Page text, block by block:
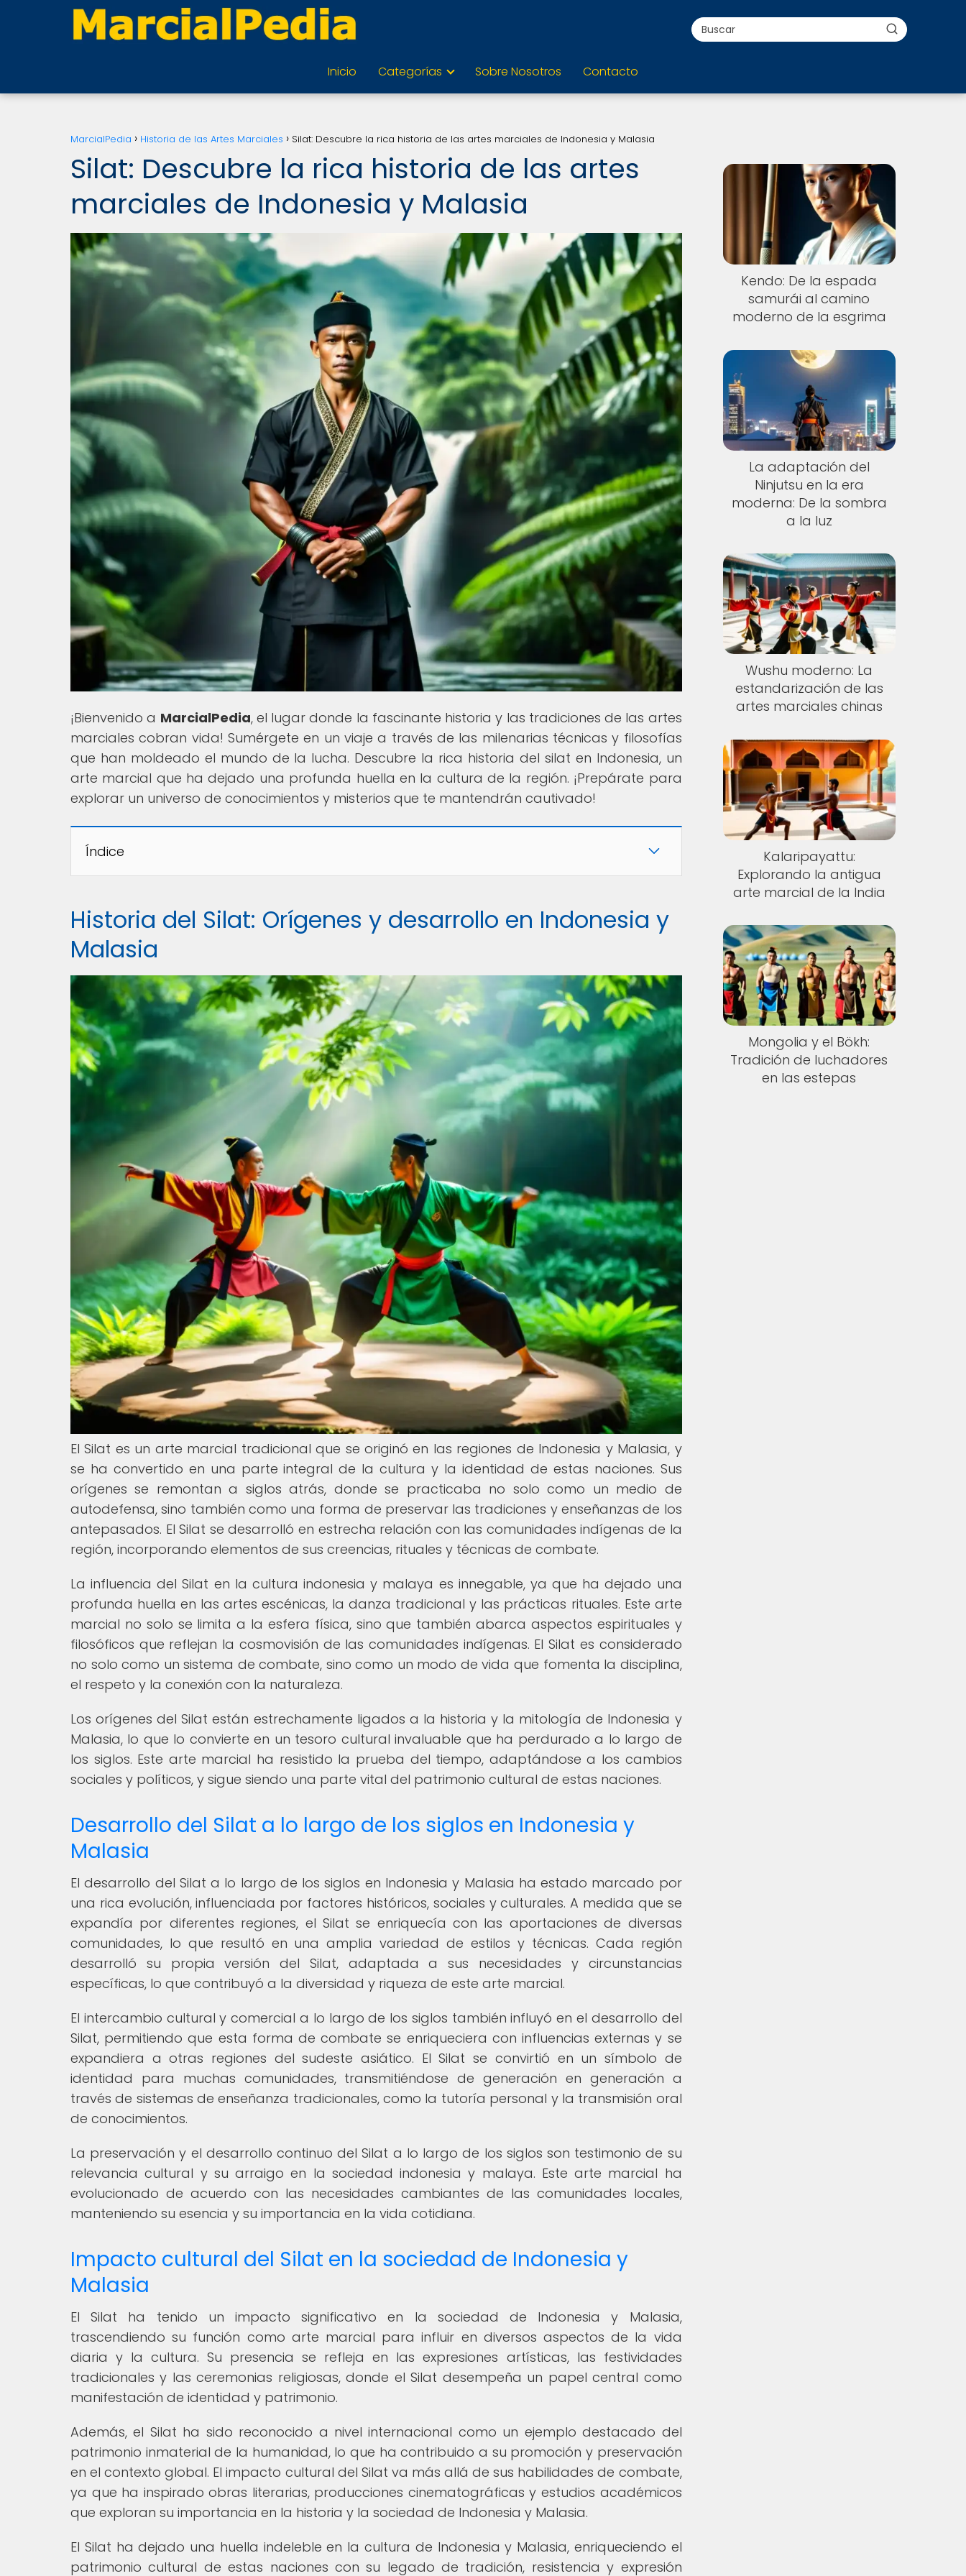
Inicio Categorías Sobre Nosotros Contacto
MarcialPedia Historia de las Artes Marciales Silat: Descubre la rica historia de las artes marciales de Indonesia y Malasia
Silat: Descubre la rica historia de las artes
marciales de Indonesia y Malasia
¡Bienvenido a MarcialPedia, el lugar donde la fascinante historia y las tradiciones de las artes
marciales cobran vida! Sumérgete en un viaje a través de las milenarias técnicas y filosofías
que han moldeado el mundo de la lucha. Descubre la rica historia del silat en Indonesia, un
arte marcial que ha dejado una profunda huella en la cultura de la región. ¡Prepárate para
explorar un universo de conocimientos y misterios que te mantendrán cautivado!
Índice
Historia del Silat: Orígenes y desarrollo en Indonesia y
Malasia
El Silat es un arte marcial tradicional que se originó en las regiones de Indonesia y Malasia, y
se ha convertido en una parte integral de la cultura y la identidad de estas naciones. Sus
orígenes se remontan a siglos atrás, donde se practicaba no solo como un medio de
autodefensa, sino también como una forma de preservar las tradiciones y enseñanzas de los
antepasados. El Silat se desarrolló en estrecha relación con las comunidades indígenas de la
región, incorporando elementos de sus creencias, rituales y técnicas de combate.
La influencia del Silat en la cultura indonesia y malaya es innegable, ya que ha dejado una
profunda huella en las artes escénicas, la danza tradicional y las prácticas rituales. Este arte
marcial no solo se limita a la esfera física, sino que también abarca aspectos espirituales y
filosóficos que reflejan la cosmovisión de las comunidades indígenas. El Silat es considerado
no solo como un sistema de combate, sino como un modo de vida que fomenta la disciplina,
el respeto y la conexión con la naturaleza.
Los orígenes del Silat están estrechamente ligados a la historia y la mitología de Indonesia y
Malasia, lo que lo convierte en un tesoro cultural invaluable que ha perdurado a lo largo de
los siglos. Este arte marcial ha resistido la prueba del tiempo, adaptándose a los cambios
sociales y políticos, y sigue siendo una parte vital del patrimonio cultural de estas naciones.
Desarrollo del Silat a lo largo de los siglos en Indonesia y
Malasia
El desarrollo del Silat a lo largo de los siglos en Indonesia y Malasia ha estado marcado por
una rica evolución, influenciada por factores históricos, sociales y culturales. A medida que se
expandía por diferentes regiones, el Silat se enriquecía con las aportaciones de diversas
comunidades, lo que resultó en una amplia variedad de estilos y técnicas. Cada región
desarrolló su propia versión del Silat, adaptada a sus necesidades y circunstancias
específicas, lo que contribuyó a la diversidad y riqueza de este arte marcial.
El intercambio cultural y comercial a lo largo de los siglos también influyó en el desarrollo del
Silat, permitiendo que esta forma de combate se enriqueciera con influencias externas y se
expandiera a otras regiones del sudeste asiático. El Silat se convirtió en un símbolo de
identidad para muchas comunidades, transmitiéndose de generación en generación a
través de sistemas de enseñanza tradicionales, como la tutoría personal y la transmisión oral
de conocimientos.
La preservación y el desarrollo continuo del Silat a lo largo de los siglos son testimonio de su
relevancia cultural y su arraigo en la sociedad indonesia y malaya. Este arte marcial ha
evolucionado de acuerdo con las necesidades cambiantes de las comunidades locales,
manteniendo su esencia y su importancia en la vida cotidiana.
Impacto cultural del Silat en la sociedad de Indonesia y
Malasia
El Silat ha tenido un impacto significativo en la sociedad de Indonesia y Malasia,
trascendiendo su función como arte marcial para influir en diversos aspectos de la vida
diaria y la cultura. Su presencia se refleja en las expresiones artísticas, las festividades
tradicionales y las ceremonias religiosas, donde el Silat desempeña un papel central como
manifestación de identidad y patrimonio.
Además, el Silat ha sido reconocido a nivel internacional como un ejemplo destacado del
patrimonio inmaterial de la humanidad, lo que ha contribuido a su promoción y preservación
en el contexto global. El impacto cultural del Silat va más allá de sus habilidades de combate,
ya que ha inspirado obras literarias, producciones cinematográficas y estudios académicos
que exploran su importancia en la historia y la sociedad de Indonesia y Malasia.
El Silat ha dejado una huella indeleble en la cultura de Indonesia y Malasia, enriqueciendo el
patrimonio cultural de estas naciones con su legado de tradición, resistencia y expresión
Kendo: De la espada
samurái al camino
moderno de la esgrima
La adaptación del
Ninjutsu en la era
moderna: De la sombra
a la luz
Wushu moderno: La
estandarización de las
artes marciales chinas
Kalaripayattu:
Explorando la antigua
arte marcial de la India
Mongolia y el Bökh:
Tradición de luchadores
en las estepas